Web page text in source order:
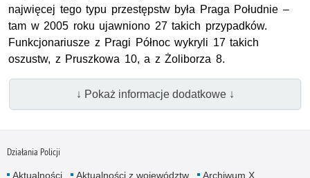
najwięcej tego typu przestępstw była Praga Południe –
tam w 2005 roku ujawniono 27 takich przypadków.
Funkcjonariusze z Pragi Północ wykryli 17 takich
oszustw, z Pruszkowa 10, a z Żoliborza 8.
↓ Pokaż informacje dodatkowe ↓
Działania Policji
Aktualności Aktualności z województw
Archiwum X